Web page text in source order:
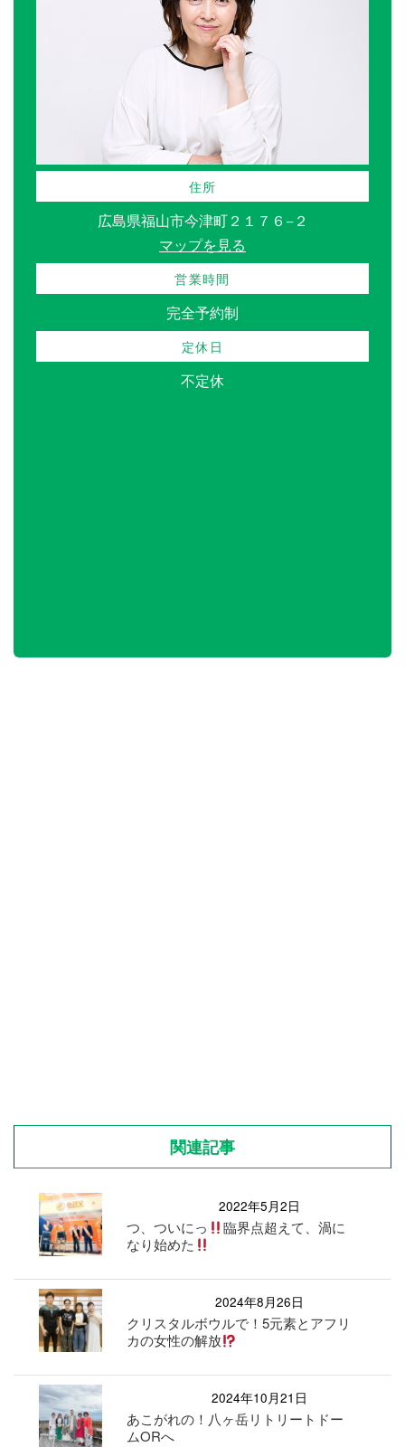
住所
広島県福山市今津町２１７６−２
マップを見る
営業時間
完全予約制
定休日
不定休
関連記事
2022年5月2日
つ、ついにっ
臨界点超えて、渦に
なり始めた
2024年8月26日
クリスタルボウルで！5元素とアフリ
カの女性の解放
2024年10月21日
あこがれの！八ヶ岳リトリートドー
ムORへ